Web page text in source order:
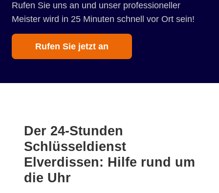
Rufen Sie uns an und unser professioneller
Meister wird in 25 Minuten schnell vor Ort sein!
Rufen Sie jetzt an
Der 24-Stunden
Schlüsseldienst
Elverdissen: Hilfe rund um
die Uhr